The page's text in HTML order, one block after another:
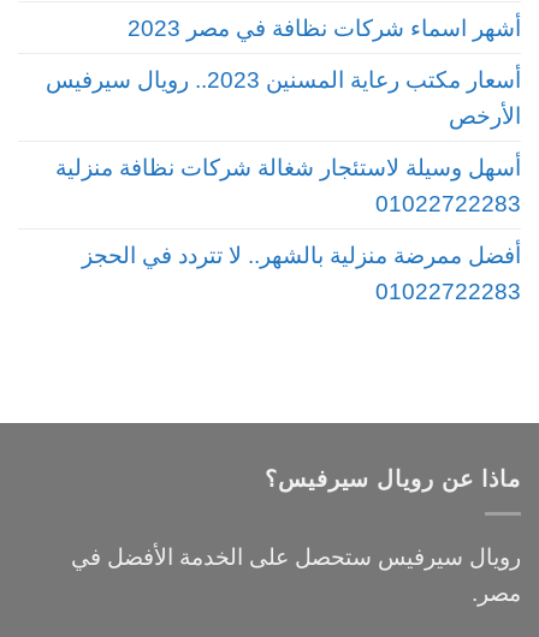
أشهر اسماء شركات نظافة في مصر 2023
أسعار مكتب رعاية المسنين 2023.. رويال سيرفيس
الأرخص
أسهل وسيلة لاستئجار شغالة شركات نظافة منزلية
01022722283
أفضل ممرضة منزلية بالشهر.. لا تتردد في الحجز
01022722283
ماذا عن رويال سيرفيس؟
رويال سيرفيس ستحصل على الخدمة الأفضل في
مصر.